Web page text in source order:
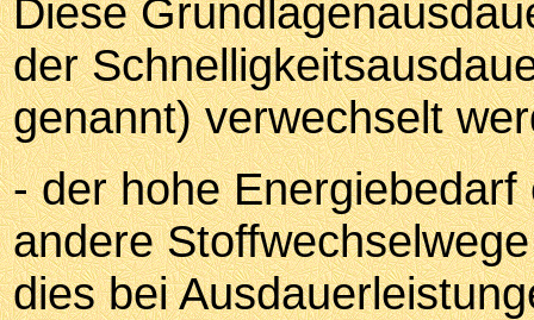
Diese
der
genannt) verwechselt
- der hohe
andere
dies bei